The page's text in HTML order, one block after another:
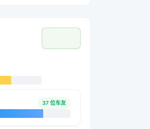
37 位车友